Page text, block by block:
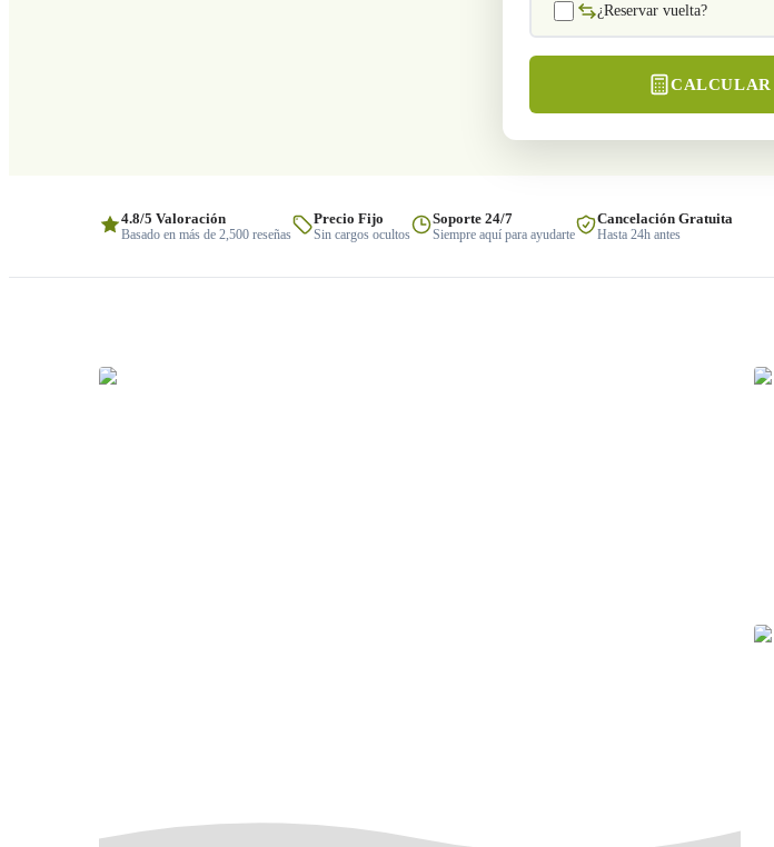
¿Reservar vuelta?
CALCULAR
4.8/5 Valoración
Basado en más de 2,500 reseñas
Precio Fijo
Sin cargos ocultos
Soporte 24/7
Siempre aquí para ayudarte
Cancelación Gratuita
Hasta 24h antes